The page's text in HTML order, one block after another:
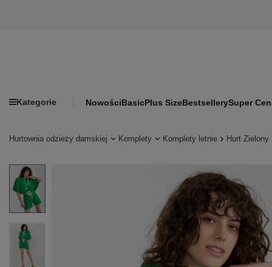
Kategorie NowościBasicPlus SizeBestsellerySuper
Hurtownia odzieży damskiej Komplety Komplety letnie Hurt